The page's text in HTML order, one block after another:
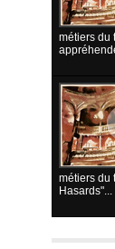
métiers du
métiers du
Hasards"...